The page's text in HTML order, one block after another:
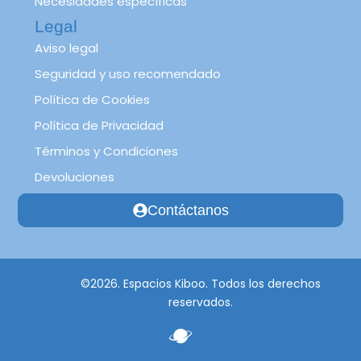
Legal
Aviso legal
Seguridad y uso recomendado
Política de Cookies
Política de Privacidad
Términos y Condiciones
Devoluciones
Contáctanos
©2026. Espacios Kiboo. Todos los derechos
reservados.